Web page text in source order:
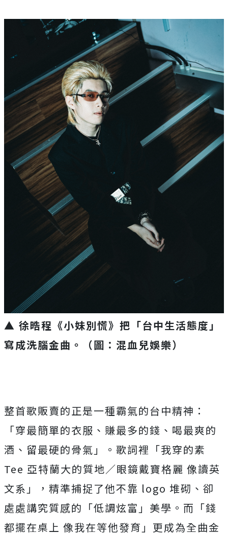
▲ 徐晧程《小妹別慌》把「台中生活態度」
寫成洗腦金曲。（圖：混血兒娛樂）
整首歌販賣的正是一種霸氣的台中精神：
「穿最簡單的衣服、 賺最多的錢、喝最爽的
酒、留最硬的骨氣」。歌詞裡「我穿的素
Tee 亞特蘭大的質地／眼鏡戴寶格麗 像讀英
文系」，精準捕捉了他不靠 logo 堆砌、卻
處處講究質感的「低調炫富」美學。而「錢
都擺在桌上 像我在等他發育」更成為全曲金